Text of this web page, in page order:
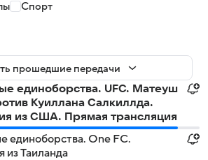
Спорт
прошедшие передачи
единоборства. UFC. Матеуш
Куиллана Салкиллда.
из США. Прямая трансляция
единоборства. One FC.
из Таиланда